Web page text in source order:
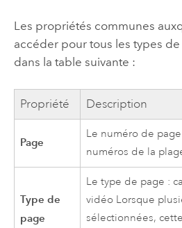
Les propriétés communes
accéder pour tous les types
dans la table suivante :
Propriété Description
Page
Le numéro de
numéros de la
Type de
page
Le type de page :
vidéo Lorsque
sélectionnées,